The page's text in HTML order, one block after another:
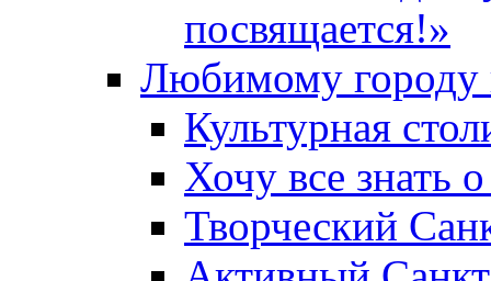
посвящается!»
Любимому городу
Культурная
Хочу все знать
Творческий